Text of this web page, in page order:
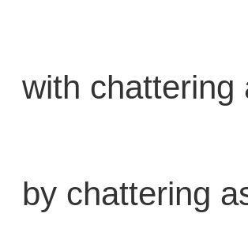
with chattering
by chattering